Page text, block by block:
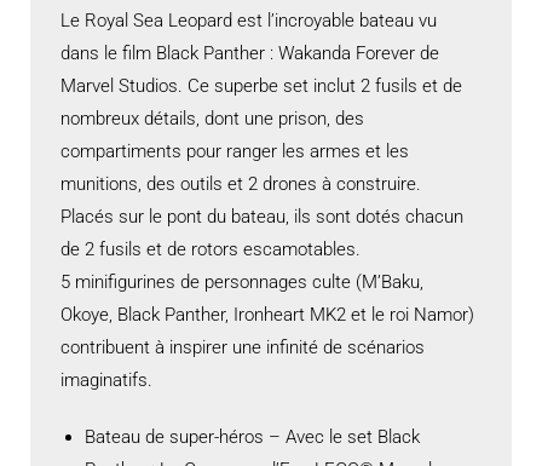
Le Royal Sea Leopard est l’incroyable bateau vu
dans le film Black Panther : Wakanda Forever de
Marvel Studios. Ce superbe set inclut 2 fusils et de
nombreux détails, dont une prison, des
compartiments pour ranger les armes et les
munitions, des outils et 2 drones à construire.
Placés sur le pont du bateau, ils sont dotés chacun
de 2 fusils et de rotors escamotables.
5 minifigurines de personnages culte (M’Baku,
Okoye, Black Panther, Ironheart MK2 et le roi Namor)
contribuent à inspirer une infinité de scénarios
imaginatifs.
Bateau de super-héros – Avec le set Black